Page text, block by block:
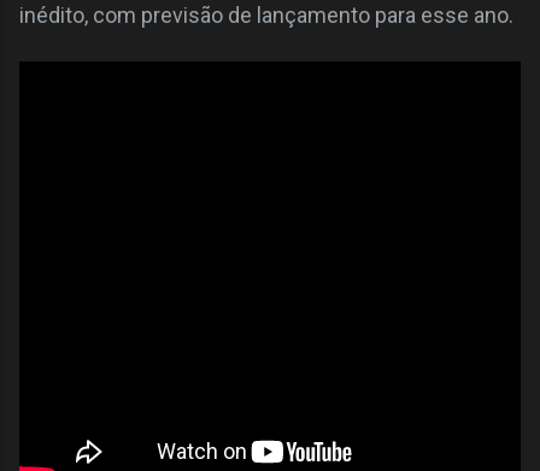
inédito, com previsão de lançamento para esse ano.